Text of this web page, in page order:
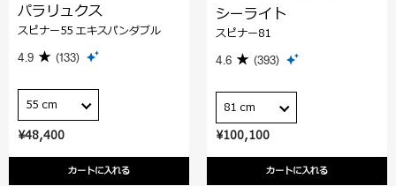
¥48,400
カートに入れる
パラリュクス
スピナー55 エキスパンダブル
4.9 (133)
55 cm
¥100,100
カートに入れる
シーライト
スピナー81
4.6 (393)
81 cm